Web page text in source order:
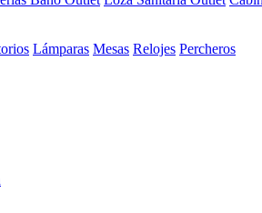
Lámparas Mesas Relojes Percheros